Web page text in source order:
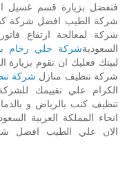
فتفضل بزيارة قسم غسيل
شركة الطيب افضل شركة
شركة لمعالجة ارتفاع
السعوديةشركة جلي رخام
لبيتك فعليك ان تقوم
شركة تنظيف منازل شركة
الكرام علي تقييمك
تنظيف كنب بالرياض و
انحاء المملكة العربية
الان علي الطيب افضل